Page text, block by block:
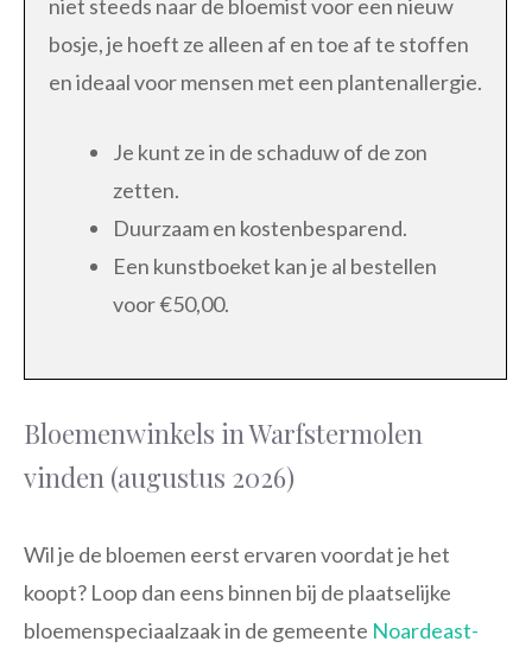
niet steeds naar de bloemist voor een nieuw
bosje, je hoeft ze alleen af en toe af te stoffen
en ideaal voor mensen met een plantenallergie.
Je kunt ze in de schaduw of de zon
zetten.
Duurzaam en kostenbesparend.
Een kunstboeket kan je al bestellen
voor €50,00.
Bloemenwinkels in Warfstermolen
vinden (augustus 2026)
Wil je de bloemen eerst ervaren voordat je het
koopt? Loop dan eens binnen bij de plaatselijke
bloemenspeciaalzaak in de gemeente Noardeast-